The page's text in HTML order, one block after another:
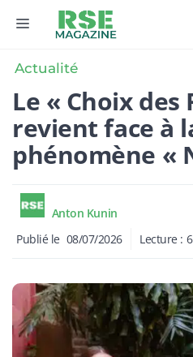
MENU
Actualité
Le « Choix des
revient face à
phénomène «
Anton Kunin
Publié le 08/07/2026 Lecture : 6